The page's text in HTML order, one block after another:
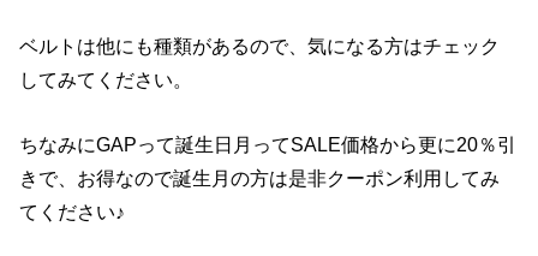
ベルトは他にも種類があるので、気になる方はチェック
してみてください。
ちなみにGAPって誕生日月ってSALE価格から更に20％引
きで、お得なので誕生月の方は是非クーポン利用してみ
てください♪